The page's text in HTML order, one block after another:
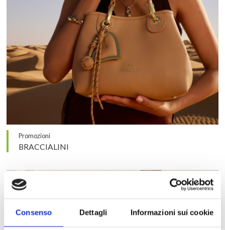
Consenso Dettagli Informazioni sui cookie
Promozioni
BRACCIALINI